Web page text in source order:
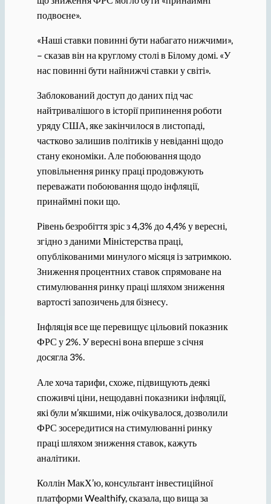
подвоєне».
«Наші ставки повинні бути набагато нижчими»,
– сказав він на круглому столі в Білому домі. «У
нас повинні бути найнижчі ставки у світі».
Заблокований доступ до даних під час
найтривалішого в історії припинення роботи
уряду США, яке закінчилося в листопаді,
частково залишив політиків у невіданні щодо
стану економіки. Але побоювання щодо
уповільнення ринку праці продовжують
переважати побоювання щодо інфляції,
принаймні поки що.
Рівень безробіття зріс з 4,3% до 4,4% у вересні,
згідно з даними Міністерства праці,
опублікованими минулого місяця із затримкою.
Зниження процентних ставок спрямоване на
стимулювання ринку праці шляхом зниження
вартості запозичень для бізнесу.
Інфляція все ще перевищує цільовий показник
ФРС у 2%. У вересні вона вперше з січня
досягла 3%.
Але хоча тарифи, схоже, підвищують деякі
споживчі ціни, нещодавні показники інфляції,
які були м’якшими, ніж очікувалося, дозволили
ФРС зосередитися на стимулюванні ринку
праці шляхом зниження ставок, кажуть
аналітики.
Коллін МакХ’ю, консультант інвестиційної
платформи Wealthify, сказала, що вища за